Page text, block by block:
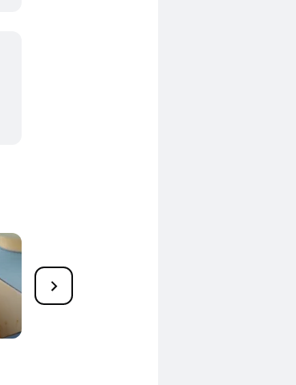
Die besten Rinderbraten
Rezepte